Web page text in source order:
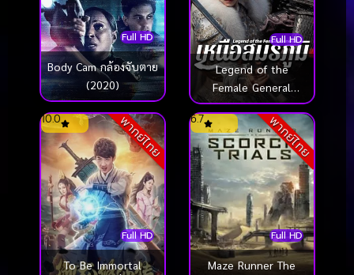
Full HD
Body Cam กล้องจับตาย
(2020)
Full HD
Legend of the
Female General
(2025) เหนือสมรภูมิ
พากย์ไทย
Full HD
10.0
To Be Immortal
พากย์ไทย
Full HD
6.7
Maze Runner The